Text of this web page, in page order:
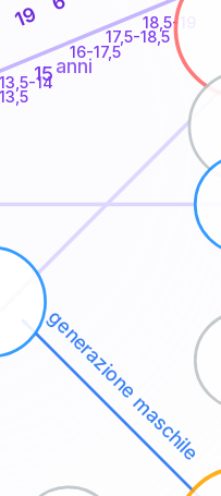
generazione maschile
13,5-14
16-17,5
17,5-18,5
18,5-19
19
15anni